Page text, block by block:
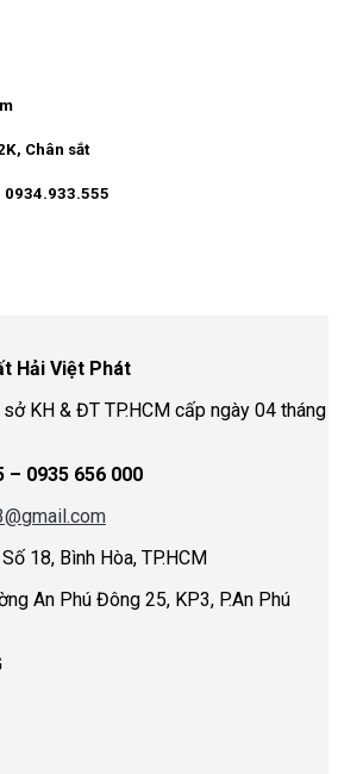
Chân sắt
Hải Việt Phát
KH & ĐT TP.HCM cấp ngày 04 tháng
– 0935 656 000
18, Bình Hòa, TP.HCM
An Phú Đông 25, KP3, P.An Phú